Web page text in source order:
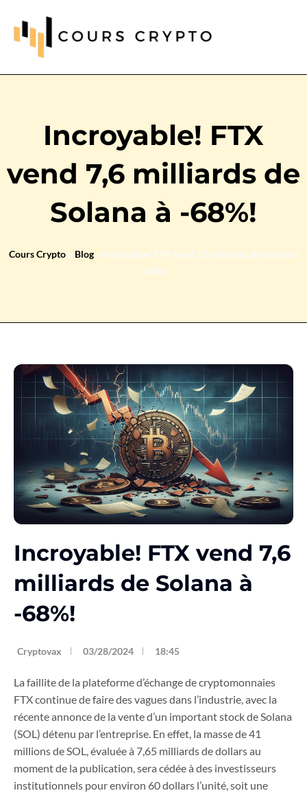
Incroyable! FTX
vend 7,6 milliards de
Solana à -68%!
Cours Crypto» Blog» Incroyable! FTX vend 7,6 milliards de Solana à
-68%!
Incroyable! FTX vend 7,6
milliards de Solana à
-68%!
Cryptovax 03/28/2024 18:45
La faillite de la plateforme d’échange de cryptomonnaies
FTX continue de faire des vagues dans l’industrie, avec la
récente annonce de la vente d’un important stock de Solana
(SOL) détenu par l’entreprise. En effet, la masse de 41
millions de SOL, évaluée à 7,65 milliards de dollars au
moment de la publication, sera cédée à des investisseurs
institutionnels pour environ 60 dollars l’unité, soit une